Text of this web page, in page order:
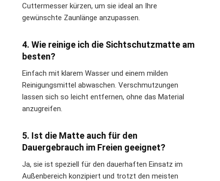
Cuttermesser kürzen, um sie ideal an Ihre
gewünschte Zaunlänge anzupassen.
4. Wie reinige ich die Sichtschutzmatte am
besten?
Einfach mit klarem Wasser und einem milden
Reinigungsmittel abwaschen. Verschmutzungen
lassen sich so leicht entfernen, ohne das Material
anzugreifen.
5. Ist die Matte auch für den
Dauergebrauch im Freien geeignet?
Ja, sie ist speziell für den dauerhaften Einsatz im
Außenbereich konzipiert und trotzt den meisten